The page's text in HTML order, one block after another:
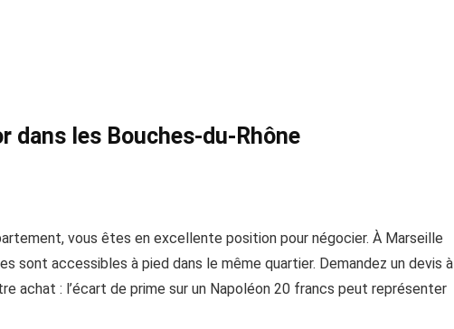
dans les Bouches-du-Rhône
vous êtes en excellente position pour négocier. À Marseille
sont accessibles à pied dans le même quartier. Demandez un devis à
achat : l’écart de prime sur un Napoléon 20 francs peut représenter